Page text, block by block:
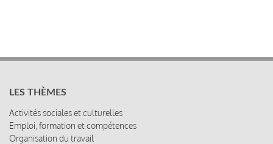
LES THÈMES
Activités sociales et culturelles
Emploi, formation et compétences
Organisation du travail